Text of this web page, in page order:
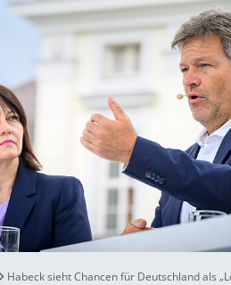
Habeck sieht Chancen für Deutschland als